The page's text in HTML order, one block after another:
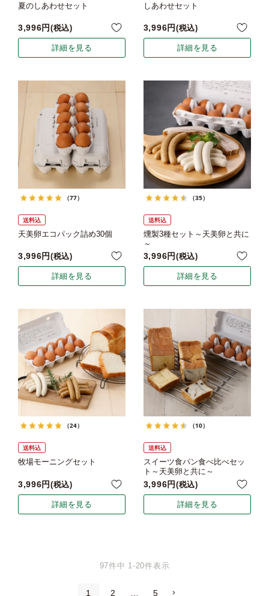
夏のしあわせセット
3,996 税込
詳細を見る
しあわせセット
3,996 税込
詳細を見る
（77）
送料込
天美卵エコパック詰め30個
3,996 税込
詳細を見る
（35）
送料込
燻製3種セット～天美卵と共に
～
3,996 税込
詳細を見る
（24）
送料込
牧場モーニングセット
3,996 税込
詳細を見る
（10）
送料込
スイーツ食パン食べ比べセッ
ト～天美卵と共に～
3,996 税込
詳細を見る
97件中 1 -20件表示
1 2 … 5